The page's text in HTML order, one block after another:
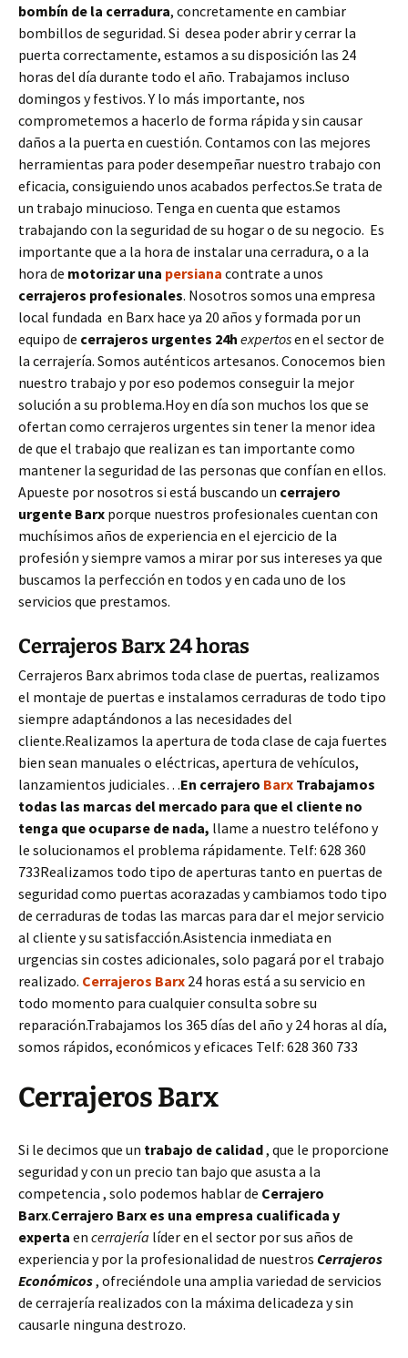
bombín de la cerradura, concretamente en cambiar
bombillos de seguridad. Si desea poder abrir y cerrar la
puerta correctamente, estamos a su disposición las 24
horas del día durante todo el año. Trabajamos incluso
domingos y festivos. Y lo más importante, nos
comprometemos a hacerlo de forma rápida y sin causar
daños a la puerta en cuestión. Contamos con las mejores
herramientas para poder desempeñar nuestro trabajo con
eficacia, consiguiendo unos acabados perfectos.Se trata de
un trabajo minucioso. Tenga en cuenta que estamos
trabajando con la seguridad de su hogar o de su negocio. Es
importante que a la hora de instalar una cerradura, o a la
hora de motorizar una persiana contrate a unos
cerrajeros profesionales. Nosotros somos una empresa
local fundada en Barx hace ya 20 años y formada por un
equipo de cerrajeros urgentes 24h expertosen el sector de
la cerrajería. Somos auténticos artesanos. Conocemos bien
nuestro trabajo y por eso podemos conseguir la mejor
solución a su problema.Hoy en día son muchos los que se
ofertan como cerrajeros urgentes sin tener la menor idea
de que el trabajo que realizan es tan importante como
mantener la seguridad de las personas que confían en ellos.
Apueste por nosotros si está buscando un cerrajero
urgente Barx porque nuestros profesionales cuentan con
muchísimos años de experiencia en el ejercicio de la
profesión y siempre vamos a mirar por sus intereses ya que
buscamos la perfección en todos y en cada uno de los
servicios que prestamos.
Cerrajeros Barx 24 horas
Cerrajeros Barx abrimos toda clase de puertas, realizamos
el montaje de puertas e instalamos cerraduras de todo tipo
siempre adaptándonos a las necesidades del
cliente.Realizamos la apertura de toda clase de caja fuertes
bien sean manuales o eléctricas, apertura de vehículos,
lanzamientos judiciales…En cerrajero Barx Trabajamos
todas las marcas del mercado para que el cliente no
tenga que ocuparse de nada, llame a nuestro teléfono y
le solucionamos el problema rápidamente. Telf: 628 360
733Realizamos todo tipo de aperturas tanto en puertas de
seguridad como puertas acorazadas y cambiamos todo tipo
de cerraduras de todas las marcas para dar el mejor servicio
al cliente y su satisfacción.Asistencia inmediata en
urgencias sin costes adicionales, solo pagará por el trabajo
realizado. Cerrajeros Barx 24 horas está a su servicio en
todo momento para cualquier consulta sobre su
reparación.Trabajamos los 365 días del año y 24 horas al día,
somos rápidos, económicos y eficaces Telf: 628 360 733
Cerrajeros Barx
Si le decimos que un trabajo de calidad, que le proporcione
seguridad y con un precio tan bajo que asusta a la
competencia , solo podemos hablar de Cerrajero
Barx.Cerrajero Barx es una empresa cualificada y
experta en cerrajería líder en el sector por sus años de
experiencia y por la profesionalidad de nuestros Cerrajeros
Económicos, ofreciéndole una amplia variedad de servicios
de cerrajería realizados con la máxima delicadeza y sin
causarle ninguna destrozo.